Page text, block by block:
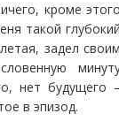
кроме
такой
задел
нет будущего
в эпизод.